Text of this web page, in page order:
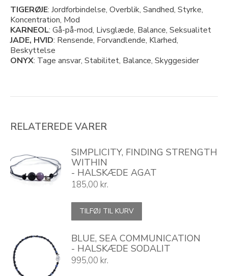
TIGERØJE: Jordforbindelse, Overblik, Sandhed, Styrke,
Koncentration, Mod
KARNEOL: Gå-på-mod, Livsglæde, Balance, Seksualitet
JADE, HVID: Rensende, Forvandlende, Klarhed,
Beskyttelse
ONYX: Tage ansvar, Stabilitet, Balance, Skyggesider
RELATEREDE VARER
SIMPLICITY, FINDING STRENGTH
WITHIN
- HALSKÆDE AGAT
185,00 kr.
TILFØJ TIL KURV
BLUE, SEA COMMUNICATION
- HALSKÆDE SODALIT
995,00 kr.